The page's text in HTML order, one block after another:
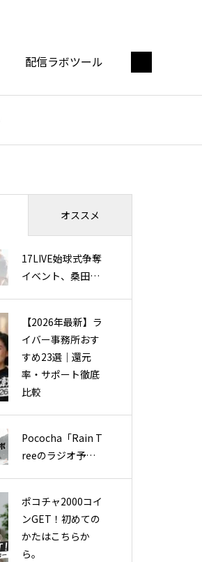
配信ラボツール
オススメ
17LIVE始球式争奪
イベント、桑田真
出場権が賞品に
【2026年最新】ラ
イバー事務所おす
すめ23選｜還元
率・サポート徹底
比較
Pococha「Rain T
reeのラジオ予備
限定アイテムとフ
ァン参加配信を展
開
ポコチャ2000コイ
ンGET！初めての
かたはこちらか
ら。